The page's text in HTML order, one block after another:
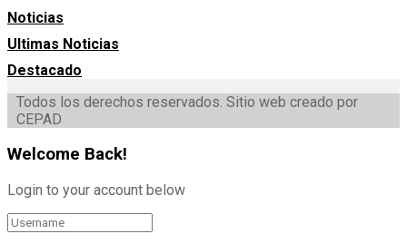
Noticias
Ultimas Noticias
Destacado
Todos los derechos reservados. Sitio web creado por
CEPAD
Welcome Back!
Login to your account below